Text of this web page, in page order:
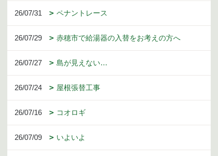
26/07/31 ペナントレース
26/07/29 赤穂市で給湯器の入替をお考えの方へ
26/07/27 島が見えない…
26/07/24 屋根張替工事
26/07/16 コオロギ
26/07/09 いよいよ